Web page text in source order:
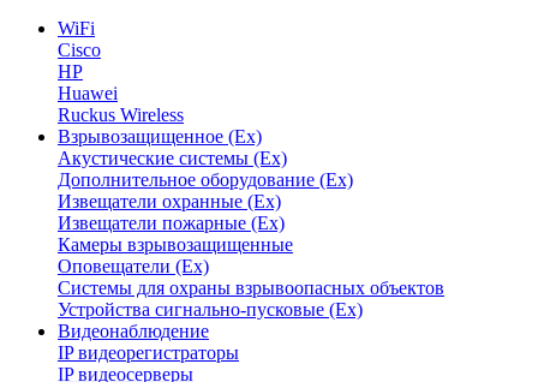
WiFi
Cisco
HP
Huawei
Ruckus Wireless
Взрывозащищенное (Ex)
Акустические системы (Ex)
Дополнительное оборудование (Ex)
Извещатели охранные (Ex)
Извещатели пожарные (Ex)
Камеры взрывозащищенные
Оповещатели (Ex)
Системы для охраны взрывоопасных объектов
Устройства сигнально-пусковые (Ex)
Видеонаблюдение
IP видеорегистраторы
IP видеосерверы